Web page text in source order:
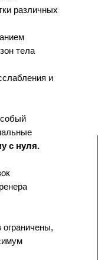
различных
тела
и
с нуля.
ограничены,